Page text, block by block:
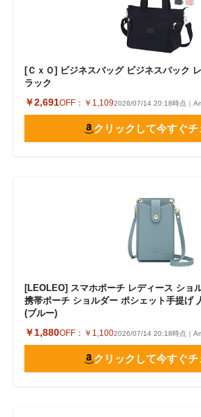
[ＣｘＯ] ビジネスバッグ ビジネスバック
ラック
￥2,691OFF： ￥1,1092026/07/14 20:18時点｜
クリックして今すぐチ
[LEOLEO] スマホポーチ レディース ショ
携帯ポーチ ショルダー ポシェット手提げ
(ブルー)
￥1,880OFF： ￥1,1002026/07/14 20:18時点｜
クリックして今すぐチ